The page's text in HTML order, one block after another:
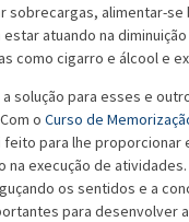
sobrecargas, alimentar-
atuando na
como cigarro e álcool e
solução para esses e
o Curso de
feito para lhe
na execução de
os sentidos e a
para desenvolver